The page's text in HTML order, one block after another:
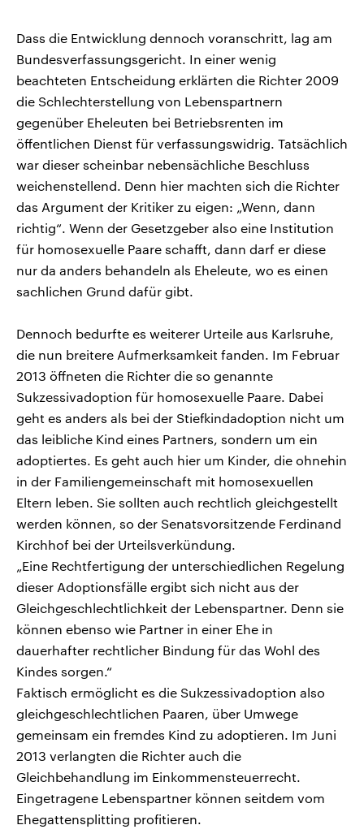
Dass die Entwicklung dennoch voranschritt, lag am
Bundesverfassungsgericht. In einer wenig
beachteten Entscheidung erklärten die Richter 2009
die Schlechterstellung von Lebenspartnern
gegenüber Eheleuten bei Betriebsrenten im
öffentlichen Dienst für verfassungswidrig. Tatsächlich
war dieser scheinbar nebensächliche Beschluss
weichenstellend. Denn hier machten sich die Richter
das Argument der Kritiker zu eigen: „Wenn, dann
richtig“. Wenn der Gesetzgeber also eine Institution
für homosexuelle Paare schafft, dann darf er diese
nur da anders behandeln als Eheleute, wo es einen
sachlichen Grund dafür gibt.
Dennoch bedurfte es weiterer Urteile aus Karlsruhe,
die nun breitere Aufmerksamkeit fanden. Im Februar
2013 öffneten die Richter die so genannte
Sukzessivadoption für homosexuelle Paare. Dabei
geht es anders als bei der Stiefkindadoption nicht um
das leibliche Kind eines Partners, sondern um ein
adoptiertes. Es geht auch hier um Kinder, die ohnehin
in der Familiengemeinschaft mit homosexuellen
Eltern leben. Sie sollten auch rechtlich gleichgestellt
werden können, so der Senatsvorsitzende Ferdinand
Kirchhof bei der Urteilsverkündung.
„Eine Rechtfertigung der unterschiedlichen Regelung
dieser Adoptionsfälle ergibt sich nicht aus der
Gleichgeschlechtlichkeit der Lebenspartner. Denn sie
können ebenso wie Partner in einer Ehe in
dauerhafter rechtlicher Bindung für das Wohl des
Kindes sorgen.“
Faktisch ermöglicht es die Sukzessivadoption also
gleichgeschlechtlichen Paaren, über Umwege
gemeinsam ein fremdes Kind zu adoptieren. Im Juni
2013 verlangten die Richter auch die
Gleichbehandlung im Einkommensteuerrecht.
Eingetragene Lebenspartner können seitdem vom
Ehegattensplitting profitieren.